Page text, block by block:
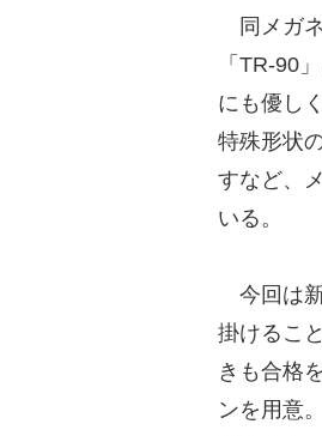
同メガ
「TR-90
にも優し
特殊形状
すなど、
いる。
今回は
掛けるこ
きも合格
ンを用意